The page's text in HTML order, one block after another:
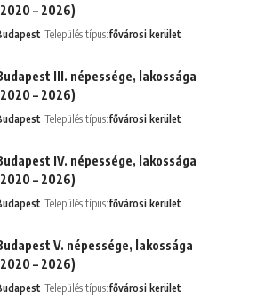
– 2026)
Település típus:fővárosi kerület
III. népessége, lakossága
– 2026)
Település típus:fővárosi kerület
IV. népessége, lakossága
– 2026)
Település típus:fővárosi kerület
V. népessége, lakossága
– 2026)
Település típus:fővárosi kerület